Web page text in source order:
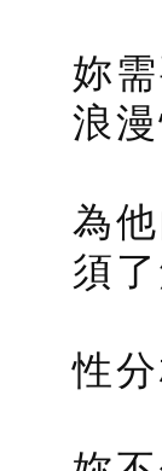
妳
浪
為
須
性分